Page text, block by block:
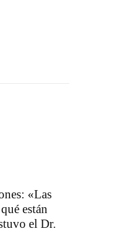
«Las
están
el Dr.